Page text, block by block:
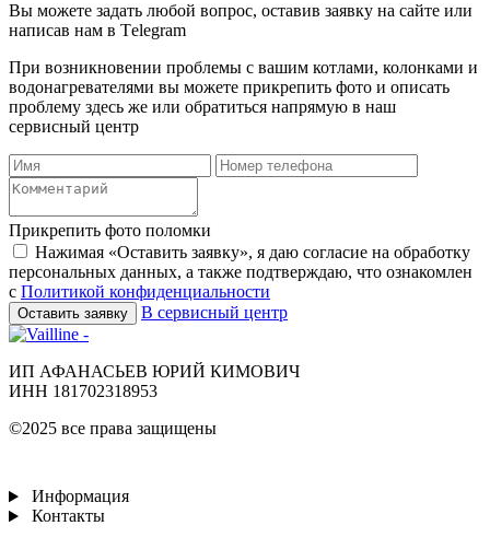
Вы можете задать любой вопрос, оставив заявку на сайте или
написав нам в Тelegram
При возникновении проблемы с вашим котлами, колонками и
водонагревателями вы можете прикрепить фото и описать
проблему здесь же или обратиться напрямую в наш
сервисный центр
Прикрепить фото поломки
Нажимая «Оставить заявку», я даю согласие на обработку
персональных данных, а также подтверждаю, что ознакомлен
с Политикой конфиденциальности
Оставить заявку В сервисный центр
ИП АФАНАСЬЕВ ЮРИЙ КИМОВИЧ
ИНН 181702318953
©2025 все права защищены
Информация
Контакты